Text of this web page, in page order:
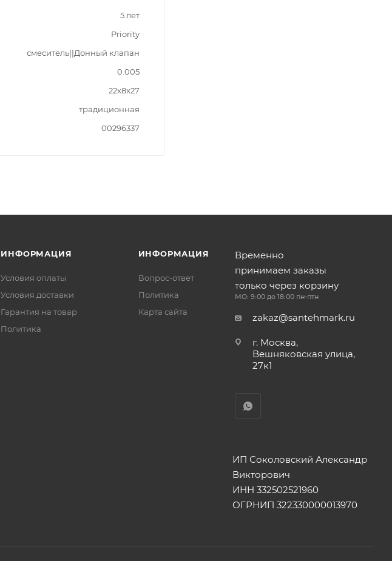
5 лет
Priority
смеситель||Донный клапан
0.005
22x8x27
традиционная
00296337
ИНФОРМАЦИЯ
Условия оплаты
Условия доставки
Гарантия на товар
Политика
ИНФОРМАЦИЯ
Вопрос-ответ
Политика
Карта сайта
Временно
принимаем заказы
только через корзину
МО: 9:00 до 18:00 пн-птн
zakaz@santehmark.ru
г. Москва,
Вешняковская улица,
27к1
ИП Соколовский Александр
Викторович
ИНН 332502521960
ОГРНИП 322330000013970